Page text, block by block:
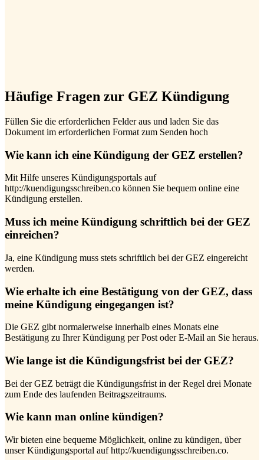
Häufige Fragen zur GEZ Kündigung
Füllen Sie die erforderlichen Felder aus und laden Sie das
Dokument im erforderlichen Format zum Senden hoch
Wie kann ich eine Kündigung der GEZ erstellen?
Mit Hilfe unseres Kündigungsportals auf
http://kuendigungsschreiben.co können Sie bequem online eine
Kündigung erstellen.
Muss ich meine Kündigung schriftlich bei der GEZ
einreichen?
Ja, eine Kündigung muss stets schriftlich bei der GEZ eingereicht
werden.
Wie erhalte ich eine Bestätigung von der GEZ, dass
meine Kündigung eingegangen ist?
Die GEZ gibt normalerweise innerhalb eines Monats eine
Bestätigung zu Ihrer Kündigung per Post oder E-Mail an Sie heraus.
Wie lange ist die Kündigungsfrist bei der GEZ?
Bei der GEZ beträgt die Kündigungsfrist in der Regel drei Monate
zum Ende des laufenden Beitragszeitraums.
Wie kann man online kündigen?
Wir bieten eine bequeme Möglichkeit, online zu kündigen, über
unser Kündigungsportal auf http://kuendigungsschreiben.co.